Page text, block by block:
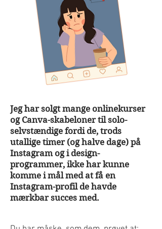
Jeg har solgt mange onlinekurser
og Canva-skabeloner til solo-
selvstændige fordi de, trods
utallige timer (og halve dage) på
Instagram og i design-
programmer, ikke har kunne
komme i mål med at få en
Instagram-profil de havde
mærkbar succes med.